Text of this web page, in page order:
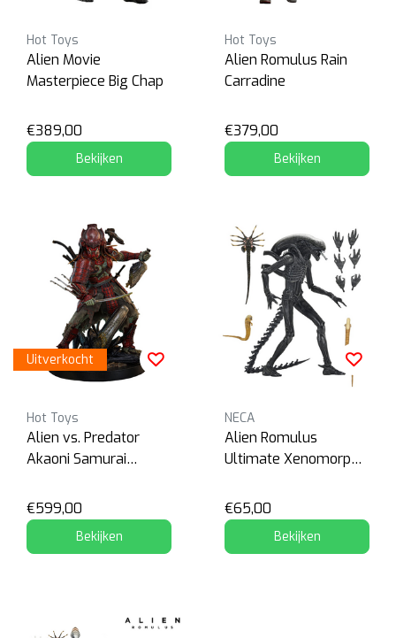
Hot Toys
Alien Movie
Masterpiece Big Chap
€389,00
Bekijken
Hot Toys
Alien Romulus Rain
Carradine
€379,00
Bekijken
Uitverkocht
Hot Toys
Alien vs. Predator
Akaoni Samurai
€599,00
Bekijken
NECA
Alien Romulus
Ultimate Xenomorph
€65,00
Bekijken